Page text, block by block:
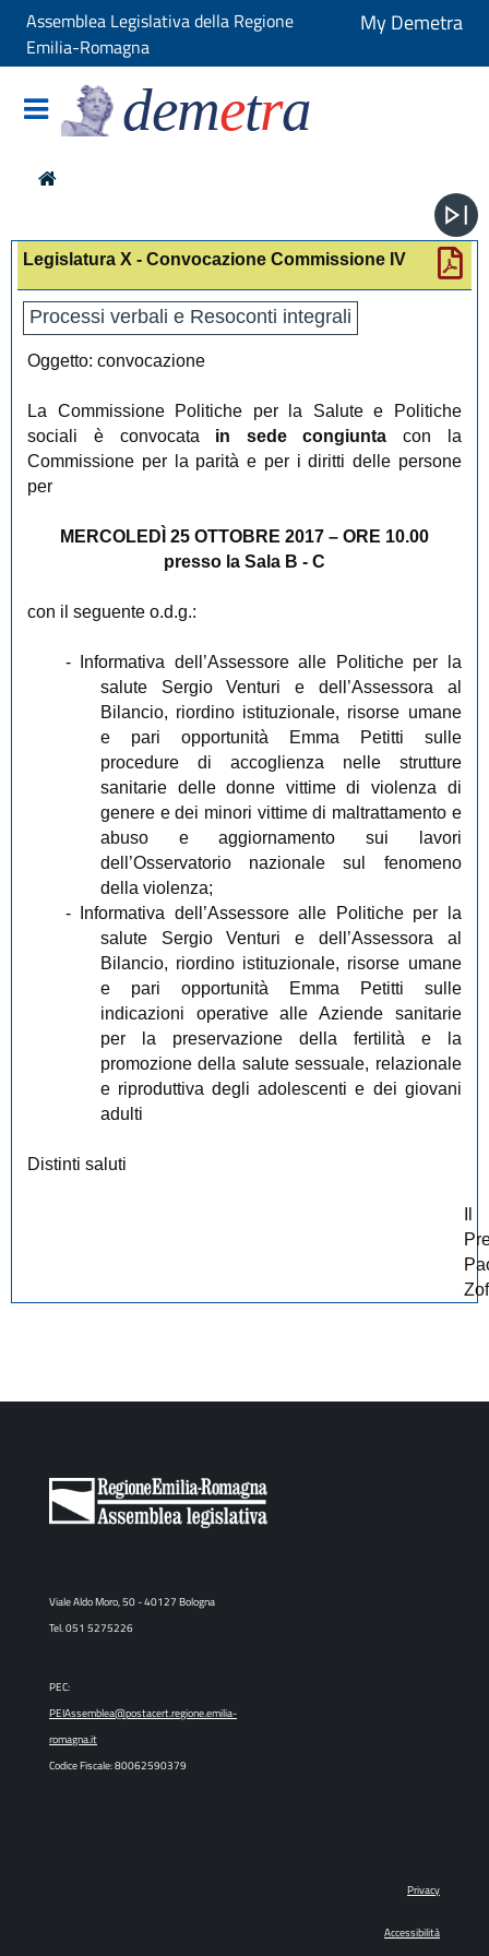
Assemblea Legislativa della Regione
Emilia-Romagna
My Demetra
demetra
Legislatura X - Convocazione Commissione IV
Processi verbali e Resoconti integrali
Oggetto: convocazione
La Commissione Politiche per la Salute e Politiche
sociali è convocata
in sede congiunta con la
Commissione per la parità e per i diritti delle persone
per
MERCOLEDÌ 25 OTTOBRE 2017 – ORE 10.00
presso la Sala B - C
con il seguente o.d.g.:
- Informativa dell’Assessore alle Politiche per la
salute Sergio Venturi e dell’Assessora al
Bilancio, riordino istituzionale, risorse umane
e pari opportunità Emma Petitti sulle
procedure di accoglienza nelle strutture
sanitarie delle donne vittime di violenza di
genere e dei minori vittime di maltrattamento e
abuso e aggiornamento sui lavori
dell’Osservatorio nazionale sul fenomeno
della violenza;
- Informativa dell’Assessore alle Politiche per la
salute Sergio Venturi e dell’Assessora al
Bilancio, riordino istituzionale, risorse umane
e pari opportunità Emma Petitti sulle
indicazioni operative alle Aziende sanitarie
per la preservazione della fertilità e la
promozione della salute sessuale, relazionale
e riproduttiva degli adolescenti e dei giovani
adulti
Distinti saluti
Viale Aldo Moro, 50 - 40127 Bologna
Tel. 051 5275226
PEC:
PEIAssemblea@postacert.regione.emilia-
romagna.it
Codice Fiscale: 80062590379
Privacy
Accessibilità